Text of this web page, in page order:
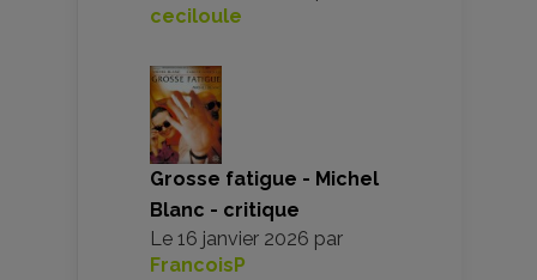
ceciloule
Grosse fatigue - Michel
Blanc - critique
Le 16 janvier 2026 par
FrancoisP